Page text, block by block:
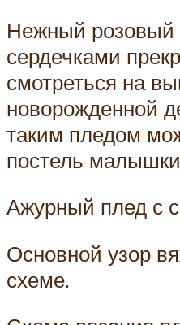
Нежный розовый
сердечками
смотреться на
новорожденной
таким пледом
постель
Ажурный плед с
Основной узор
схеме.